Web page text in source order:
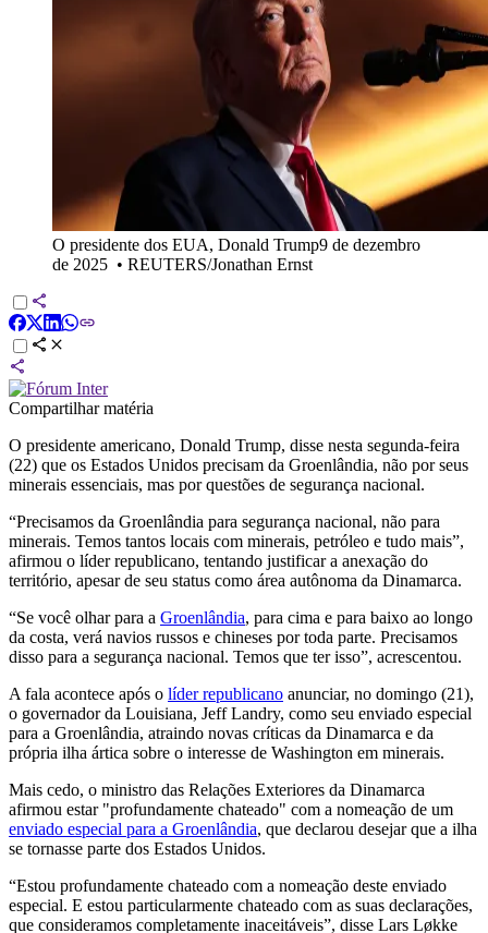
O presidente dos EUA, Donald Trump9 de dezembro
de 2025 • REUTERS/Jonathan Ernst
Compartilhar matéria
O presidente americano, Donald Trump, disse nesta segunda-feira
(22) que os Estados Unidos precisam da Groenlândia, não por seus
minerais essenciais, mas por questões de segurança nacional.
“Precisamos da Groenlândia para segurança nacional, não para
minerais. Temos tantos locais com minerais, petróleo e tudo mais”,
afirmou o líder republicano, tentando justificar a anexação do
território, apesar de seu status como área autônoma da Dinamarca.
“Se você olhar para a Groenlândia, para cima e para baixo ao longo
da costa, verá navios russos e chineses por toda parte. Precisamos
disso para a segurança nacional. Temos que ter isso”, acrescentou.
A fala acontece após o líder republicano anunciar, no domingo (21),
o governador da Louisiana, Jeff Landry, como seu enviado especial
para a Groenlândia, atraindo novas críticas da Dinamarca e da
própria ilha ártica sobre o interesse de Washington em minerais.
Mais cedo, o ministro das Relações Exteriores da Dinamarca
afirmou estar "profundamente chateado" com a nomeação de um
enviado especial para a Groenlândia, que declarou desejar que a ilha
se tornasse parte dos Estados Unidos.
“Estou profundamente chateado com a nomeação deste enviado
especial. E estou particularmente chateado com as suas declarações,
que consideramos completamente inaceitáveis”, disse Lars Løkke